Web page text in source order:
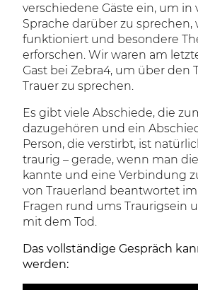
verschiedene Gäste ein, um in
Sprache darüber zu sprechen,
funktioniert und besondere
erforschen. Wir waren am
Gast bei Zebra4, um über den
Trauer zu sprechen.
Es gibt viele Abschiede, die
dazugehören und ein
Person, die verstirbt, ist
traurig – gerade, wenn man
kannte und eine Verbindung
von Trauerland beantwortet
Fragen rund ums Traurigsein
mit dem Tod.
Das vollständige Gespräch
werden: